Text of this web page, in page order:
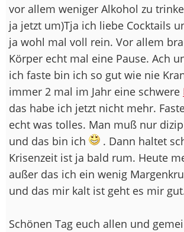
vor allem weniger Alkohol zu
ja jetzt um)Tja ich liebe Cocktails
ja wohl mal voll rein. Vor allem
Körper echt mal eine Pause. Ach
ich faste bin ich so gut wie nie
immer 2 mal im Jahr eine schwere
das habe ich jetzt nicht mehr.
echt was tolles. Man muß nur
und das bin ich
. Dann haltet
Krisenzeit ist ja bald rum. Heute
außer das ich ein wenig
und das mir kalt ist geht es mir
Schönen Tag euch allen und